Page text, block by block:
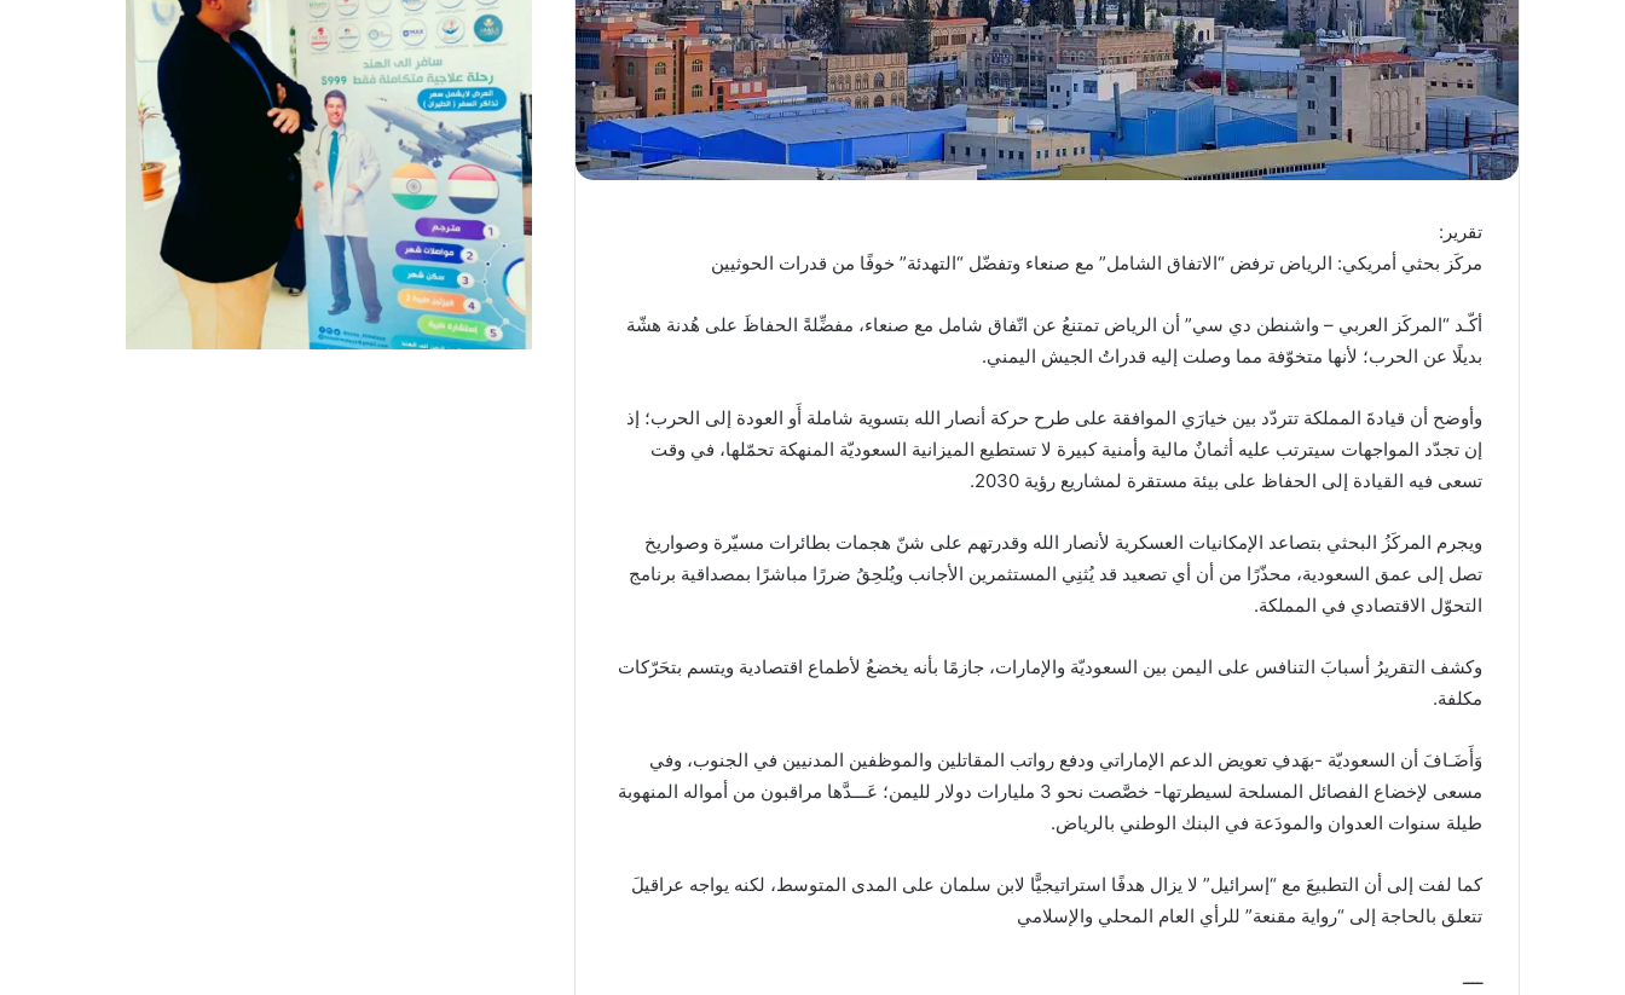
تقرير:
مركَز بحثي أمريكي: الرياض ترفض “الاتفاق الشامل” مع صنعاء وتفضّل “التهدئة” خوفًا من قدرات الحوثيين
أكّـد “المركَز العربي – واشنطن دي سي” أن الرياض تمتنعُ عن اتّفاق شامل مع صنعاء، مفضِّلةً الحفاظَ على هُدنة هشّة
بديلًا عن الحرب؛ لأنها متخوّفة مما وصلت إليه قدراتُ الجيش اليمني.
وأوضح أن قيادةَ المملكة تتردّد بين خيارَي الموافقة على طرح حركة أنصار الله بتسوية شاملة أَو العودة إلى الحرب؛ إذ
إن تجدّد المواجهات سيترتب عليه أثمانٌ مالية وأمنية كبيرة لا تستطيع الميزانية السعوديّة المنهكة تحمّلها، في وقت
تسعى فيه القيادة إلى الحفاظ على بيئة مستقرة لمشاريع رؤية 2030.
ويجرم المركَزُ البحثي بتصاعد الإمكانيات العسكرية لأنصار الله وقدرتهم على شنّ هجمات بطائرات مسيّرة وصواريخ
تصل إلى عمق السعودية، محذّرًا من أن أي تصعيد قد يُثنِي المستثمرين الأجانب ويُلحِقُ ضررًا مباشرًا بمصداقية برنامج
التحوّل الاقتصادي في المملكة.
وكشف التقريرُ أسبابَ التنافس على اليمن بين السعوديّة والإمارات، جازمًا بأنه يخضعُ لأطماع اقتصادية ويتسم بتحَرّكات
مكلفة.
وَأَضَـافَ أن السعوديّة -بهَدفِ تعويض الدعم الإماراتي ودفع رواتب المقاتلين والموظفين المدنيين في الجنوب، وفي
مسعى لإخضاع الفصائل المسلحة لسيطرتها- خصَّصت نحو 3 مليارات دولار لليمن؛ عَـــدَّها مراقبون من أمواله المنهوبة
طيلة سنوات العدوان والمودَعة في البنك الوطني بالرياض.
كما لفت إلى أن التطبيعَ مع “إسرائيل” لا يزال هدفًا استراتيجيًّا لابن سلمان على المدى المتوسط، لكنه يواجه عراقيلَ
تتعلق بالحاجة إلى “رواية مقنعة” للرأي العام المحلي والإسلامي
ــــ